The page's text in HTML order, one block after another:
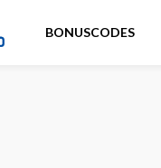
BONUSCODES